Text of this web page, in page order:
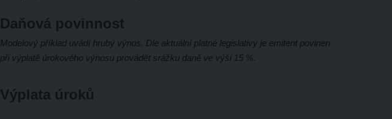
Daňová povinnost
Modelový příklad uvádí hrubý výnos. Dle aktuální platné legislativy je emitent povinen
při výplatě úrokového výnosu provádět srážku daně ve výši 15 %.
Výplata úroků